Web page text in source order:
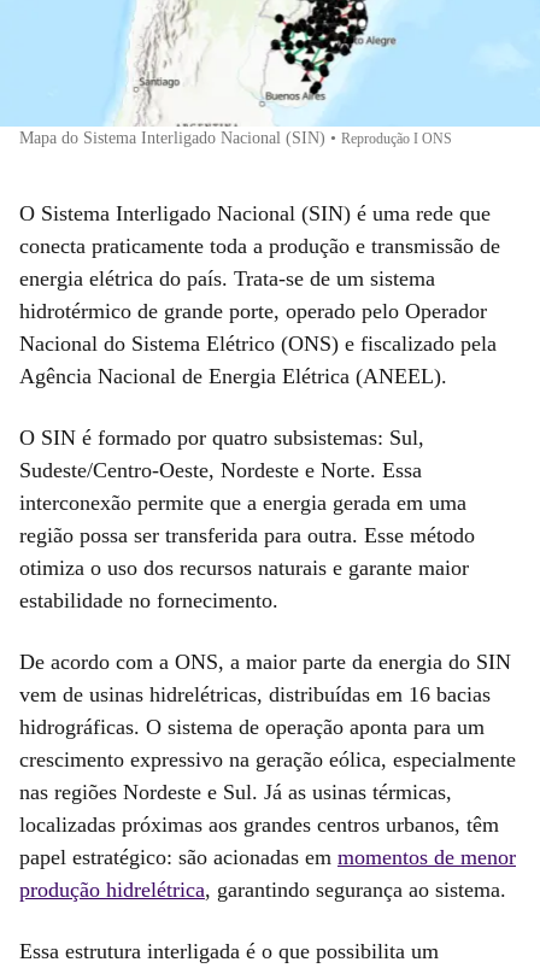
Mapa do Sistema Interligado Nacional (SIN) • Reprodução I ONS
O Sistema Interligado Nacional (SIN) é uma rede que
conecta praticamente toda a produção e transmissão de
energia elétrica do país. Trata-se de um sistema
hidrotérmico de grande porte, operado pelo Operador
Nacional do Sistema Elétrico (ONS) e fiscalizado pela
Agência Nacional de Energia Elétrica (ANEEL).
O SIN é formado por quatro subsistemas: Sul,
Sudeste/Centro-Oeste, Nordeste e Norte. Essa
interconexão permite que a energia gerada em uma
região possa ser transferida para outra. Esse método
otimiza o uso dos recursos naturais e garante maior
estabilidade no fornecimento.
De acordo com a ONS, a maior parte da energia do SIN
vem de usinas hidrelétricas, distribuídas em 16 bacias
hidrográficas. O sistema de operação aponta para um
crescimento expressivo na geração eólica, especialmente
nas regiões Nordeste e Sul. Já as usinas térmicas,
localizadas próximas aos grandes centros urbanos, têm
papel estratégico: são acionadas em momentos de menor
produção hidrelétrica, garantindo segurança ao sistema.
Essa estrutura interligada é o que possibilita um